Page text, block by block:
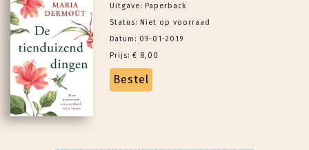
Uitgave: Paperback
Status: Niet op voorraad
Datum: 09-01-2019
Prijs: € 8,00
Bestel